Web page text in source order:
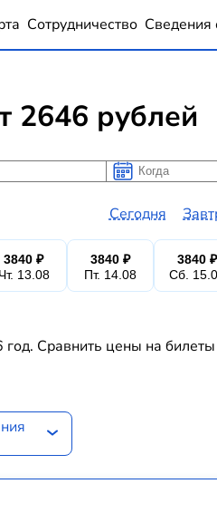
Сотрудничество Сведения
2646 рублей
Когда
Когда
Сегодня
3840 ₽
Чт. 13.08
3840 ₽
Пт. 14.08
3840 ₽
Сб.
Сравнить цены на